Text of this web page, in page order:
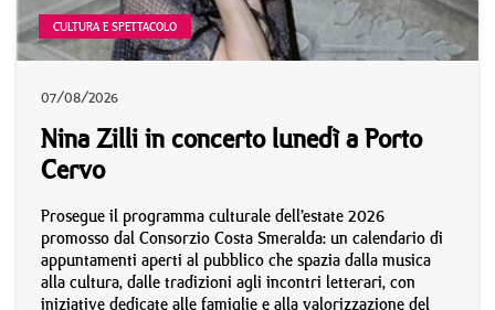
CULTURA E SPETTACOLO
07/08/2026
Nina Zilli in concerto lunedì a Porto
Cervo
Prosegue il programma culturale dell’estate 2026
promosso dal Consorzio Costa Smeralda: un calendario di
appuntamenti aperti al pubblico che spazia dalla musica
alla cultura, dalle tradizioni agli incontri letterari, con
iniziative dedicate alle famiglie e alla valorizzazione del